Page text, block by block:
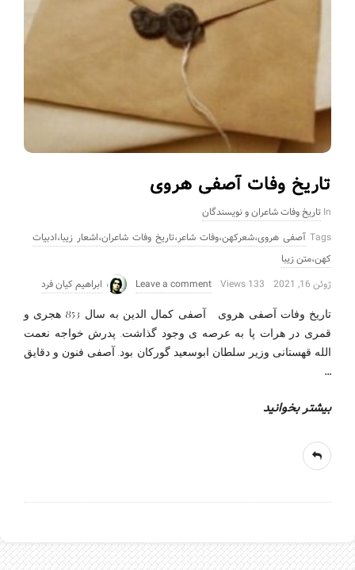
تاریخ وفات آصفی هروی
In تاریخ وفات شاعران و نویسندگان
Tags آصفی هروی،شعرکهن،وفات شاعر،تاریخ وفات شاعران،اشعار زیبا،ادبیات
کهن،متن زیبا
ژوئن 16, 2021
133 Views
Leave a comment ابراهیم کیان فرد
تاریخ وفات آصفی هروی آصفی کمال الدین به سال 853 هجری و
قمری در هرات پا به عرصه ی وجود گذاشت. پدرش خواجه نعمت
الله قهستانی وزیر سلطان ابوسعید گورکان بود. آصفی فنون و دقایق
…
بیشتر بخوانید